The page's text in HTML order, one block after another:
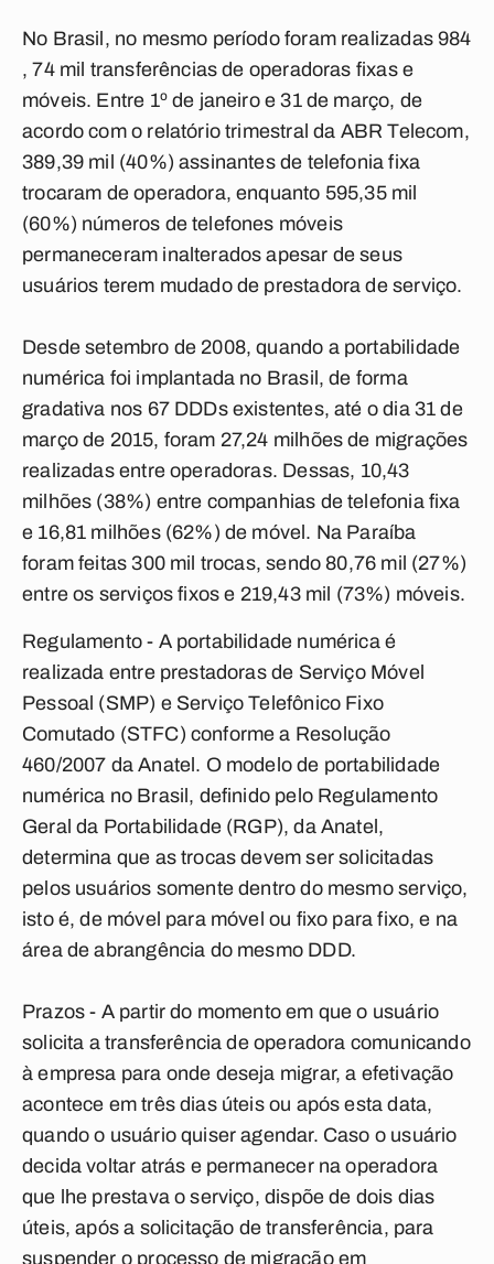
No Brasil, no mesmo período foram realizadas 984
, 74 mil transferências de operadoras fixas e
móveis. Entre 1º de janeiro e 31 de março, de
acordo com o relatório trimestral da ABR Telecom,
389,39 mil (40%) assinantes de telefonia fixa
trocaram de operadora, enquanto 595,35 mil
(60%) números de telefones móveis
permaneceram inalterados apesar de seus
usuários terem mudado de prestadora de serviço.
Desde setembro de 2008, quando a portabilidade
numérica foi implantada no Brasil, de forma
gradativa nos 67 DDDs existentes, até o dia 31 de
março de 2015, foram 27,24 milhões de migrações
realizadas entre operadoras. Dessas, 10,43
milhões (38%) entre companhias de telefonia fixa
e 16,81 milhões (62%) de móvel. Na Paraíba
foram feitas 300 mil trocas, sendo 80,76 mil (27%)
entre os serviços fixos e 219,43 mil (73%) móveis.
Regulamento - A portabilidade numérica é
realizada entre prestadoras de Serviço Móvel
Pessoal (SMP) e Serviço Telefônico Fixo
Comutado (STFC) conforme a Resolução
460/2007 da Anatel. O modelo de portabilidade
numérica no Brasil, definido pelo Regulamento
Geral da Portabilidade (RGP), da Anatel,
determina que as trocas devem ser solicitadas
pelos usuários somente dentro do mesmo serviço,
isto é, de móvel para móvel ou fixo para fixo, e na
área de abrangência do mesmo DDD.
Prazos - A partir do momento em que o usuário
solicita a transferência de operadora comunicando
à empresa para onde deseja migrar, a efetivação
acontece em três dias úteis ou após esta data,
quando o usuário quiser agendar. Caso o usuário
decida voltar atrás e permanecer na operadora
que lhe prestava o serviço, dispõe de dois dias
úteis, após a solicitação de transferência, para
suspender o processo de migração em